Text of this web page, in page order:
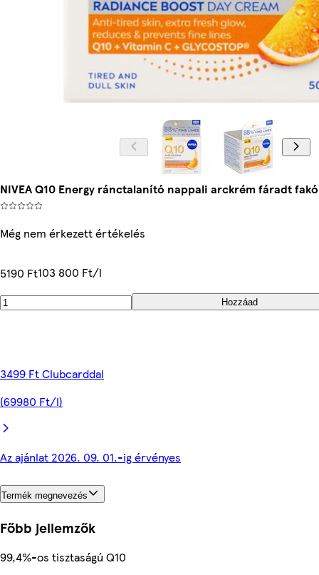
NIVEA Q10 Energy ránctalanító nappali arckrém fáradt
Még nem érkezett értékelés
5190 Ft103 800 Ft/l
Hozzáad
3499 Ft Clubcarddal
(69980 Ft/l)
Az ajánlat 2026. 09. 01.-ig érvényes
Termék megnevezés
Főbb jellemzők
99,4%-os tisztaságú Q10